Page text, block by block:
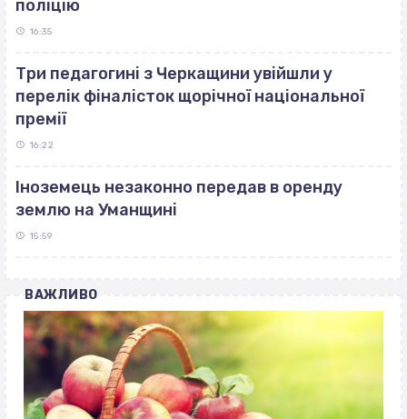
поліцію
16:35
Три педагогині з Черкащини увійшли у
перелік фіналісток щорічної національної
премії
16:22
Іноземець незаконно передав в оренду
землю на Уманщині
15:59
ВАЖЛИВО